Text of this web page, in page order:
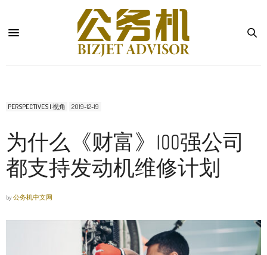
PERSPECTIVES | 视角 2019-12-19
为什么《财富》100强公司
都支持发动机维修计划
by公务机中文网